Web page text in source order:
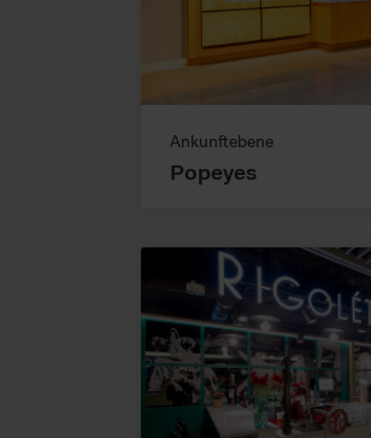
Ankunftebene
Popeyes